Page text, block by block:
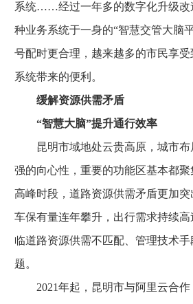
系统……经过一年多的数字化升级改
种业务系统于一身的“智慧交管大脑
号配时更合理，越来越多的市民享受
系统带来的便利。
缓解资源供需矛盾
“智慧大脑”提升通行效率
昆明市域地处云贵高原，城市布
强的向心性，重要的功能区基本都
高峰时段，道路资源供需矛盾更加
车保有量连年攀升，出行需求持续
临道路资源供需不匹配、管理技术
题。
2021年起，昆明市与阿里云合作